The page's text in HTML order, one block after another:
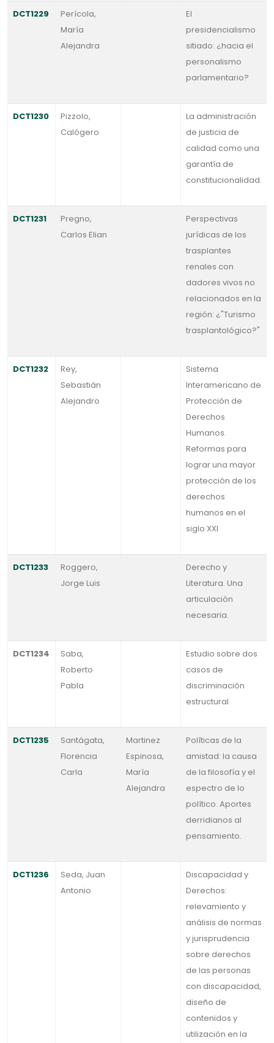
DCT1229
Perícola,
María
Alejandra
El
presidencialismo
sitiado: ¿hacia el
personalismo
parlamentario?
DCT1230
Pizzolo,
Calógero
La administración
de justicia de
calidad como una
garantía de
constitucionalidad.
DCT1231
Pregno,
Carlos Elian
Perspectivas
jurídicas de los
trasplantes
renales con
dadores vivos no
relacionados en la
región: ¿"Turismo
trasplantológico?"
DCT1232
Rey,
Sebastián
Alejandro
Sistema
Interamericano de
Protección de
Derechos
Humanos.
Reformas para
lograr una mayor
protección de los
derechos
humanos en el
siglo XXI
DCT1233
Roggero,
Jorge Luis
Derecho y
Literatura. Una
articulación
necesaria.
DCT1234
Saba,
Roberto
Pabla
Estudio sobre dos
casos de
discriminación
estructural
DCT1235
Santágata,
Florencia
Carla
Martinez
Espinosa,
María
Alejandra
Políticas de la
amistad: la causa
de la filosofía y el
espectro de lo
político. Aportes
derridianos al
pensamiento.
DCT1236
Seda, Juan
Antonio
Discapacidad y
Derechos:
relevamiento y
análisis de normas
y jurisprudencia
sobre derechos
de las personas
con discapacidad,
diseño de
contenidos y
utilización en la